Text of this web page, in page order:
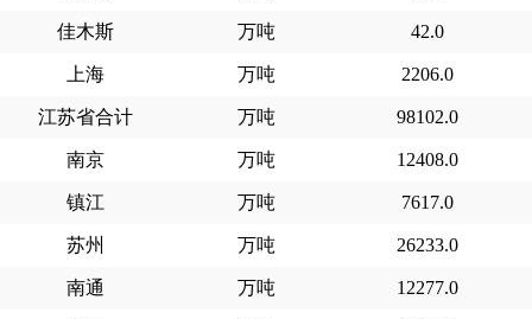
佳木斯 万吨 42.0
上海 万吨 2206.0
江苏省合计 万吨 98102.0
南京 万吨 12408.0
镇江 万吨 7617.0
苏州 万吨 26233.0
南通 万吨 12277.0